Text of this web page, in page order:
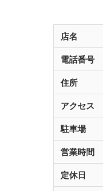
店名
電話番号
住所
アクセス
駐車場
営業時間
定休日